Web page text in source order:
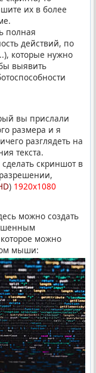
их в более
полная
действий, по
которые нужно
выявить
вы прислали
размера и я
разглядеть на
текста.
скриншот в
) 1920x1080
можно создать
можно
мыши: